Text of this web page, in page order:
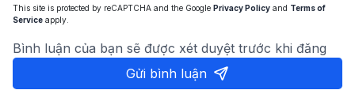
This site is protected by reCAPTCHA and the Google Privacy Policy and Terms of
Service apply.
Bình luận của bạn sẽ được xét duyệt trước khi đăng
Gửi bình luận